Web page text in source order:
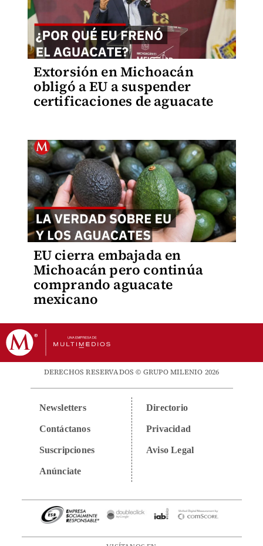
Extorsión en Michoacán
obligó a EU a suspender
certificaciones de aguacate
EU cierra embajada en
Michoacán pero continúa
comprando aguacate
mexicano
DERECHOS RESERVADOS © GRUPO MILENIO 2026
Newsletters
Contáctanos
Suscripciones
Anúnciate
Directorio
Privacidad
Aviso Legal